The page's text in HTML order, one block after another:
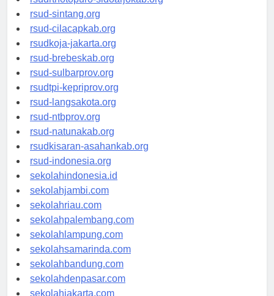
rsudrtnotopuro-sidoarjokab.org
rsud-sintang.org
rsud-cilacapkab.org
rsudkoja-jakarta.org
rsud-brebeskab.org
rsud-sulbarprov.org
rsudtpi-kepriprov.org
rsud-langsakota.org
rsud-ntbprov.org
rsud-natunakab.org
rsudkisaran-asahankab.org
rsud-indonesia.org
sekolahindonesia.id
sekolahjambi.com
sekolahriau.com
sekolahpalembang.com
sekolahlampung.com
sekolahsamarinda.com
sekolahbandung.com
sekolahdenpasar.com